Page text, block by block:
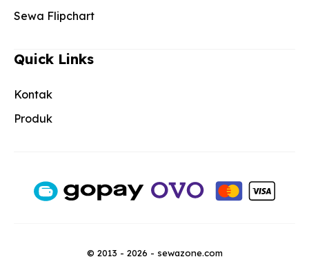
Sewa Flipchart
Quick Links
Kontak
Produk
© 2013 - 2026 - sewazone.com